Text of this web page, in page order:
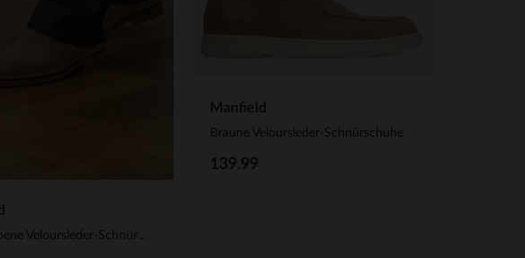
Manfield
Braune Veloursleder-Schnürschuhe
139.99